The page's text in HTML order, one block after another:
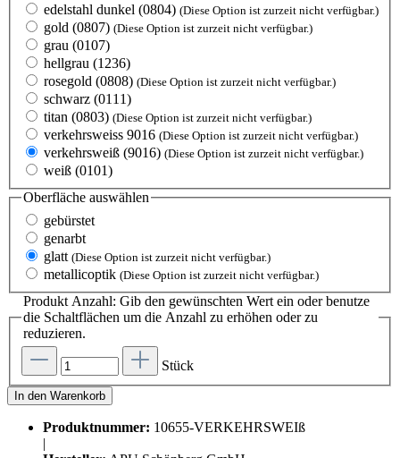
edelstahl dunkel (0804) (Diese Option ist zurzeit nicht verfügbar.)
gold (0807) (Diese Option ist zurzeit nicht verfügbar.)
grau (0107)
hellgrau (1236)
rosegold (0808) (Diese Option ist zurzeit nicht verfügbar.)
schwarz (0111)
titan (0803) (Diese Option ist zurzeit nicht verfügbar.)
verkehrsweiss 9016 (Diese Option ist zurzeit nicht verfügbar.)
verkehrsweiß (9016) (Diese Option ist zurzeit nicht verfügbar.)
weiß (0101)
Oberfläche auswählen
gebürstet
genarbt
glatt (Diese Option ist zurzeit nicht verfügbar.)
metallicoptik (Diese Option ist zurzeit nicht verfügbar.)
Produkt Anzahl: Gib den gewünschten Wert ein oder benutze
die Schaltflächen um die Anzahl zu erhöhen oder zu
reduzieren.
Stück
In den Warenkorb
Produktnummer: 10655-VERKEHRSWEIß
|